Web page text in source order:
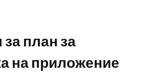
план за
на приложение